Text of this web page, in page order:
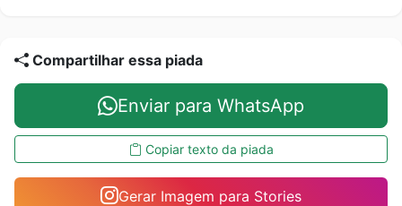
Compartilhar essa piada
Enviar para WhatsApp
Copiar texto da piada
Gerar Imagem para Stories